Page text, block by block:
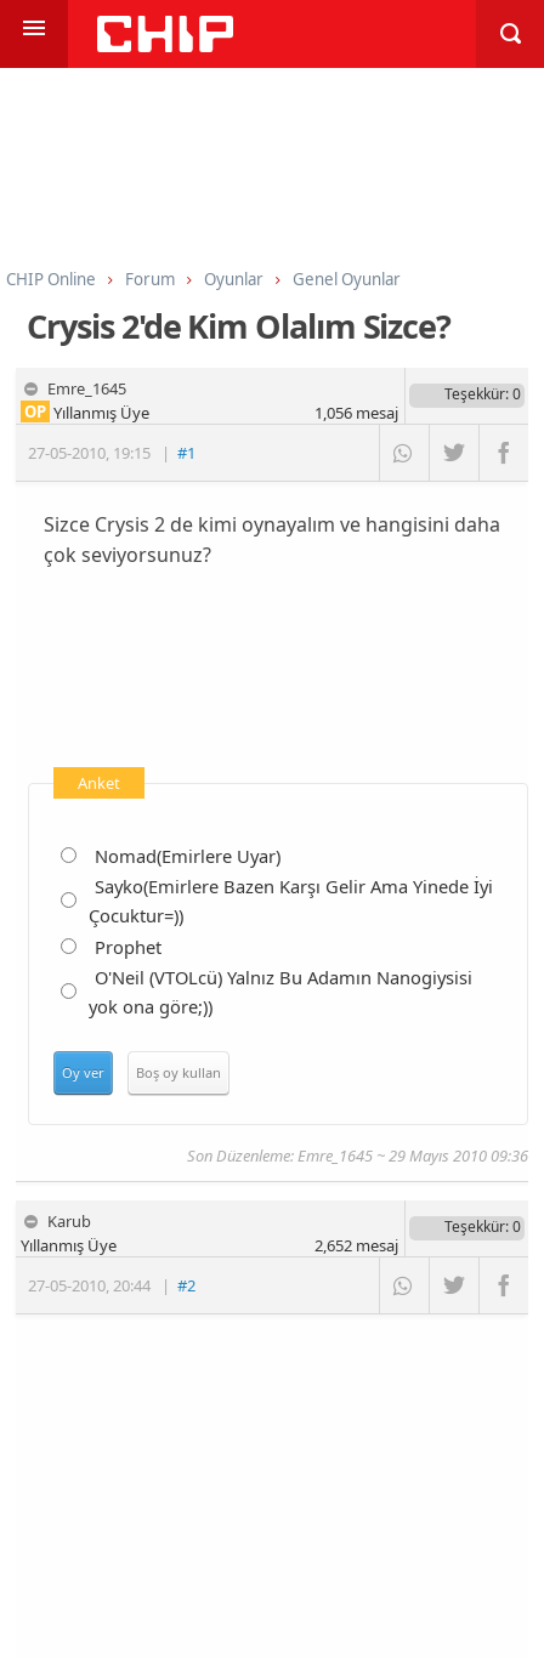
CHIP Online Forum Oyunlar Genel Oyunlar
Crysis 2'de Kim Olalım Sizce?
Emre_1645
27-05-2010, 19:15 |#1
OP Yıllanmış Üye
Teşekkür: 0
1,056mesaj
Sizce Crysis 2 de kimi oynayalım ve hangisini daha
çok seviyorsunuz?
Anket
Nomad(Emirlere Uyar)
Sayko(Emirlere Bazen Karşı Gelir Ama Yinede İyi
Çocuktur=))
Prophet
O'Neil (VTOLcü) Yalnız Bu Adamın Nanogiysisi
yok ona göre;))
Oy ver Boş oy kullan
Son Düzenleme:Emre_1645~ 29 Mayıs 2010 09:36
Karub
27-05-2010,20:44 |#2
Yıllanmış Üye
Teşekkür: 0
2,652mesaj